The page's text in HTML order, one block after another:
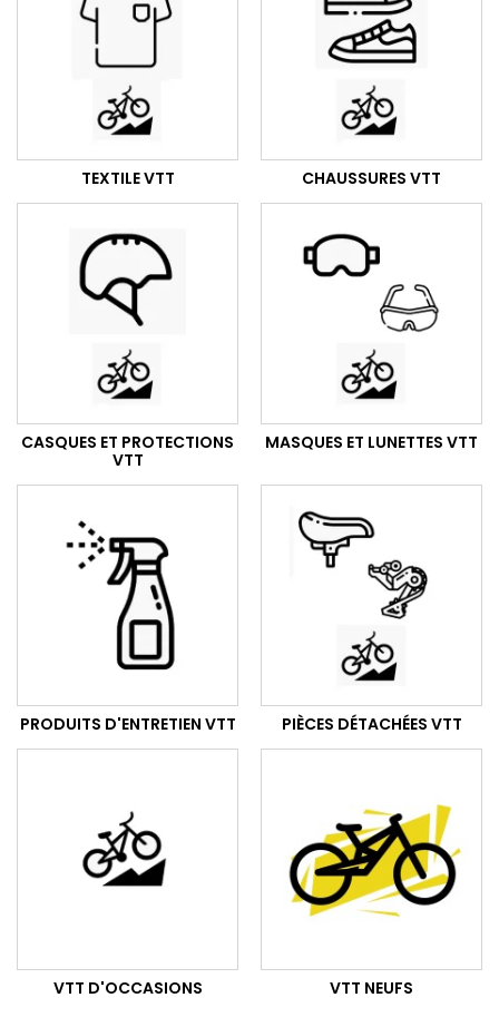
TEXTILE VTT CHAUSSURES VTT
CASQUES ET PROTECTIONS
VTT
MASQUES ET LUNETTES VTT
PRODUITS D'ENTRETIEN VTT PIÈCES DÉTACHÉES VTT
VTT D'OCCASIONS VTT NEUFS